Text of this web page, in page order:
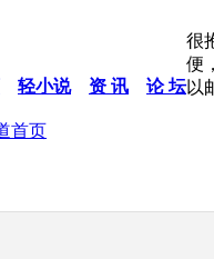
轻小说 资 讯 论 坛
很
便
以
首页